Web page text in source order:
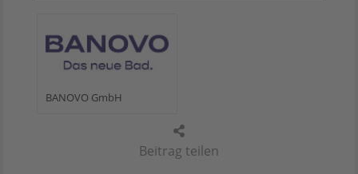
Beitrag teilen
BANOVO GmbH